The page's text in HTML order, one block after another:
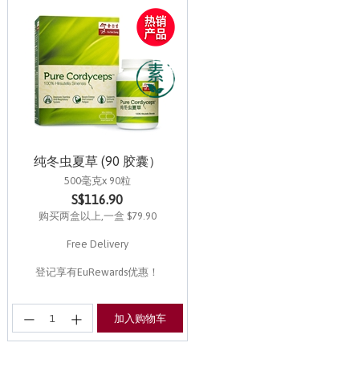
纯冬虫夏草 (90 胶囊）
500毫克x 90粒
S$116.90
购买两盒以上,一盒 $79.90
Free Delivery
登记享有EuRewards优惠！
加入购物车